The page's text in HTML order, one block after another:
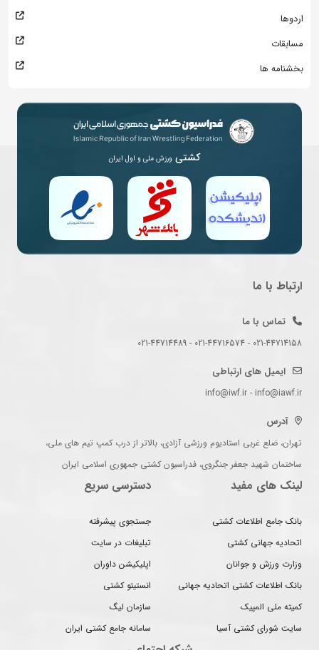
اردوها
مسابقات
بخشنامه ها
کشتی ورزش ملی و اول ایران
ارتباط با ما
تماس با ما
021-44714158 - 021-44716574 - 021-44714489
ایمیل های ارتباطی
info@iwf.ir - info@iawf.ir
آدرس
تهران، ضلع غربی استادیوم ورزشی آزادی، بالاتر از درب کمپ تیم های ملی،
ساختمان شهید جعفر جنگروی، فدراسیون کشتی جمهوری اسلامی ایران
لینک های مفید
بانک جامع اطلاعات کشتی
اتحادیه جهانی کشتی
وزارت ورزش و جوانان
بانک اطلاعات کشتی اتحادیه جهانی
کمیته ملی المپیک
سایت شورای کشتی آسیا
دسترسی سریع
جستجوی پیشرفته
تبلیغات در سایت
اپلیکیشن داوران
انستیتو کشتی
سازمان لیگ
سامانه جامع کشتی ایران